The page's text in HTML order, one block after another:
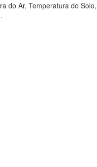
do Ar, Temperatura do